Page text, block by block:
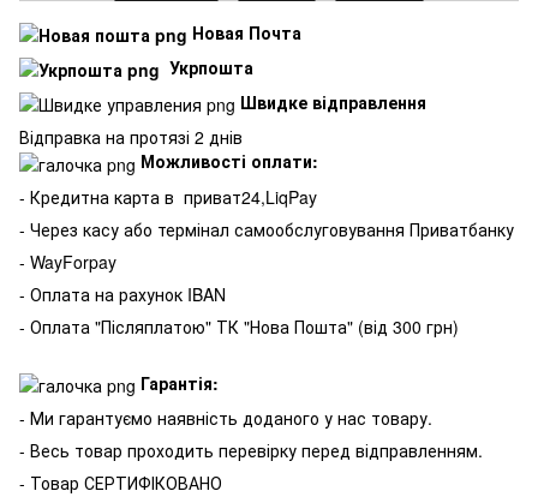
Новая Почта
Укрпошта
Швидке відправлення
Відправка на протязі 2 днів
Можливості оплати:
- Кредитна карта в приват24,LiqPay
- Через касу або термінал самообслуговування Приватбанку
- WayForpay
- Оплата на рахунок IBAN
- Оплата "Післяплатою" ТК "Нова Пошта" (від 300 грн)
Гарантія:
- Ми гарантуємо наявність доданого у нас товару.
- Весь товар проходить перевірку перед відправленням.
- Товар СЕРТИФІКОВАНО